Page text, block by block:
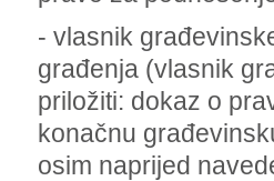
- vlasnik
građenja (vlasnik
priložiti: dokaz o
konačnu
osim naprijed